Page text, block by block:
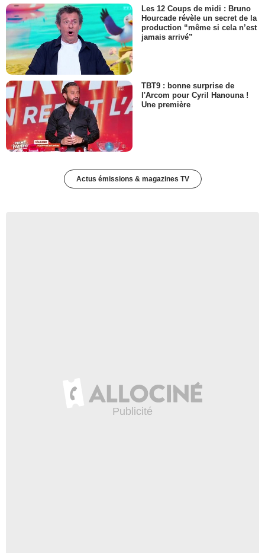
Les 12 Coups de midi : Bruno
Hourcade révèle un secret de la
production “même si cela n’est
jamais arrivé”
TBT9 : bonne surprise de
l'Arcom pour Cyril Hanouna !
Une première
Actus émissions & magazines TV